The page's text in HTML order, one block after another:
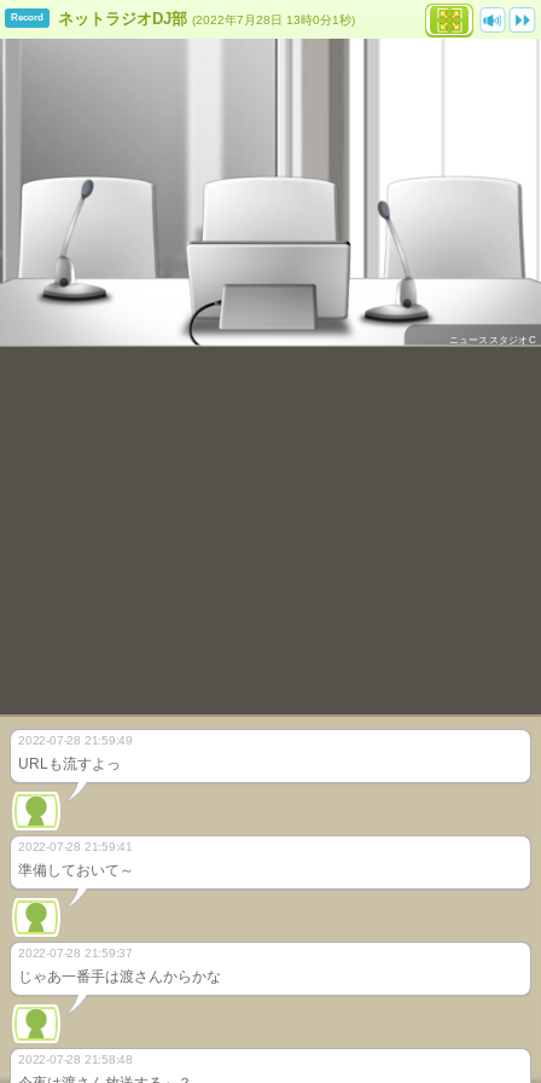
Record ネットラジオDJ部 (2022年7月28日 13時0分1秒)
ニューススタジオC
2022-07-28 21:59:49
URLも流すよっ
2022-07-28 21:59:41
準備しておいて～
2022-07-28 21:59:37
じゃあ一番手は渡さんからかな
2022-07-28 21:58:48